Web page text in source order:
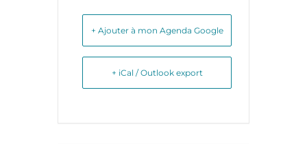
+ Ajouter à mon Agenda Google
+ iCal / Outlook export